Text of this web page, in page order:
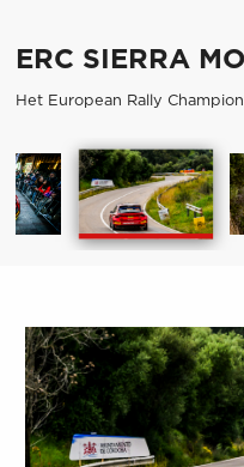
ERC SIERRA
Het European Rally